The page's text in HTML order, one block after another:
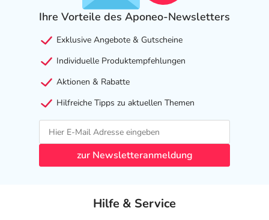
Ihre Vorteile des Aponeo-Newsletters
Exklusive Angebote & Gutscheine
Individuelle Produktempfehlungen
Aktionen & Rabatte
Hilfreiche Tipps zu aktuellen Themen
zur Newsletteranmeldung
Hilfe & Service